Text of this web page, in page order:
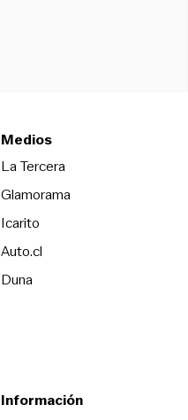
Medios
La TerceraOpens in new
Glamorama
Icarito
Auto.cl
DunaOpens in new window
Información